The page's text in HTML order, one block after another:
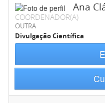
Ana
COORDENADOR(A)
OUTRA
Divulgação Científica